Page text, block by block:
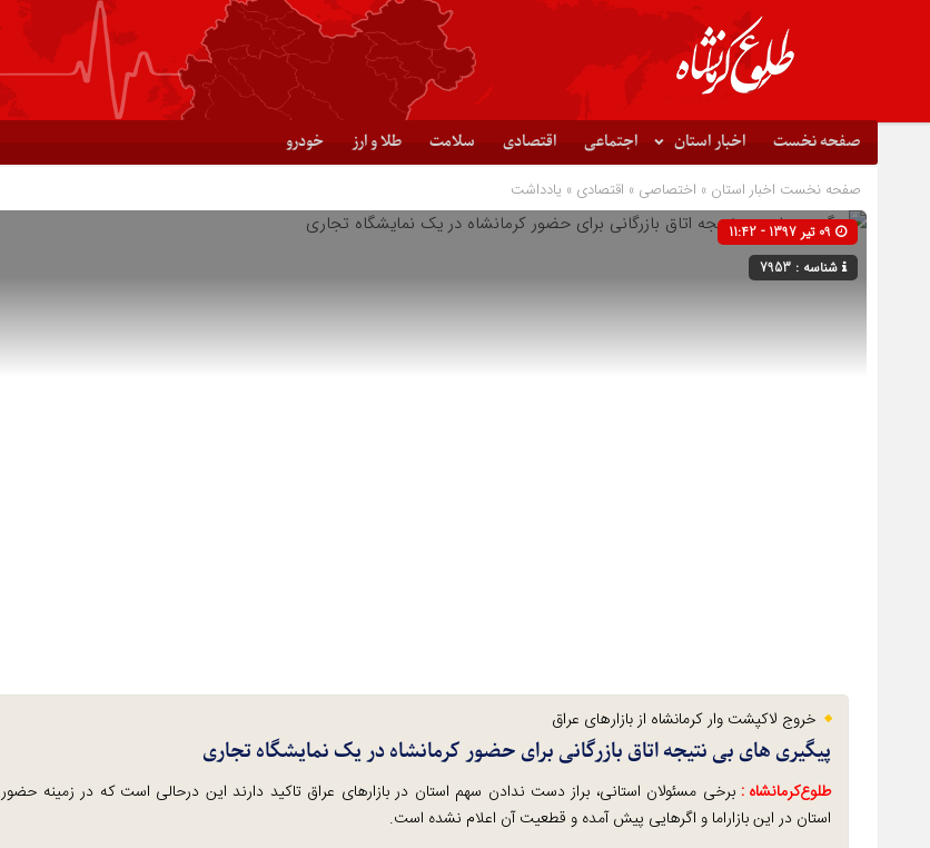
صفحه نخست اخبار استان اجتماعی اقتصادی سلامت طلا و ارز خودرو
صفحه نخست اخبار استان » اختصاصی » اقتصادی » یادداشت
شناسه : 7953
خروج لاکپشت وار کرمانشاه از بازارهای عراق
پیگیری های بی نتیجه اتاق بازرگانی برای حضور کرمانشاه در یک نمایشگاه تجاری
طلوع‌‌کرمانشاه : برخی مسئولان استانی، براز دست ندادن سهم استان در بازارهای عراق تاکید دارند این درحالی است که در زمینه حضور
استان در این بازاراما و اگرهایی پیش آمده و قطعیت آن اعلام نشده است.